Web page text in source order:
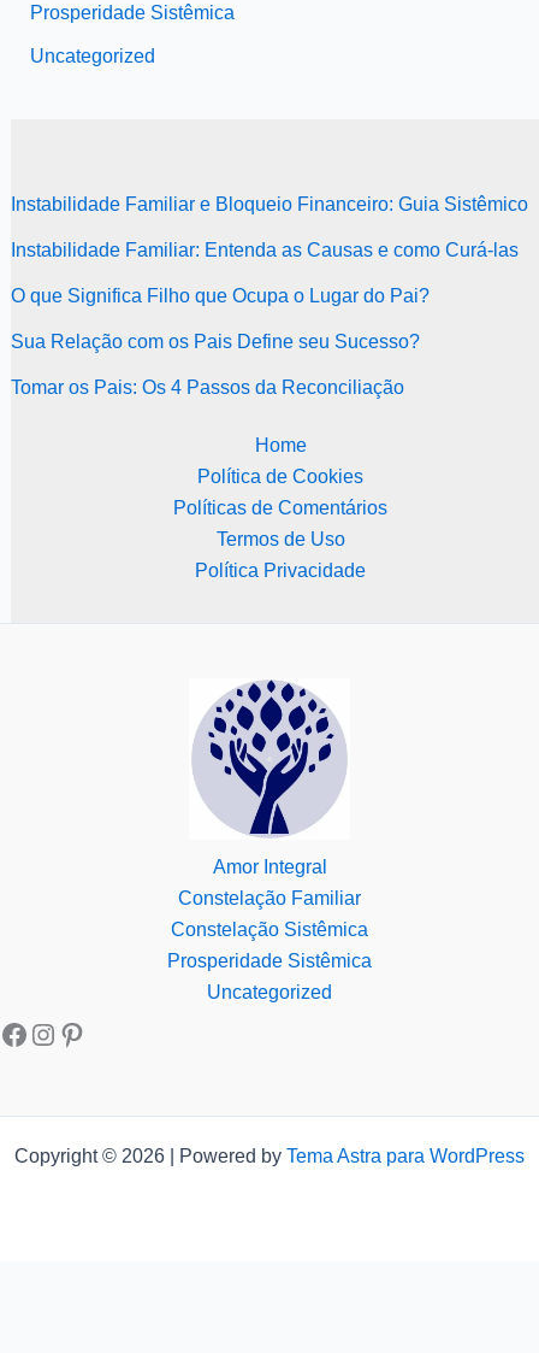
Prosperidade Sistêmica
Uncategorized
Instabilidade Familiar e Bloqueio Financeiro: Guia Sistêmico
Instabilidade Familiar: Entenda as Causas e como Curá-las
O que Significa Filho que Ocupa o Lugar do Pai?
Sua Relação com os Pais Define seu Sucesso?
Tomar os Pais: Os 4 Passos da Reconciliação
Home
Política de Cookies
Políticas de Comentários
Termos de Uso
Política Privacidade
Amor Integral
Constelação Familiar
Constelação Sistêmica
Prosperidade Sistêmica
Uncategorized
Copyright © 2026 | Powered by Tema Astra para WordPress